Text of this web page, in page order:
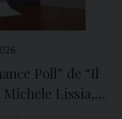
Poll” de “Il
Michele Lissia,